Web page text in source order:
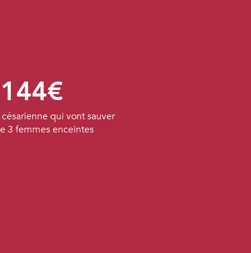
144€
qui vont sauver
3 femmes enceintes